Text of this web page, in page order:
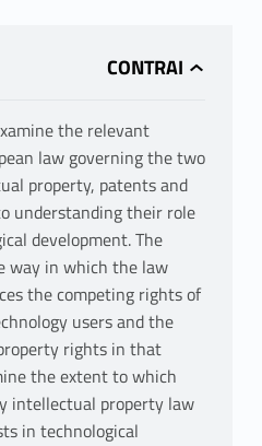
the relevant
law governing the two
property, patents and
understanding their role
development. The
way in which the law
the competing rights of
users and the
rights in that
the extent to which
intellectual property law
in technological